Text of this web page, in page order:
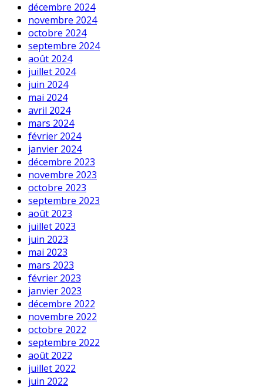
décembre 2024
novembre 2024
octobre 2024
septembre 2024
août 2024
juillet 2024
juin 2024
mai 2024
avril 2024
mars 2024
février 2024
janvier 2024
décembre 2023
novembre 2023
octobre 2023
septembre 2023
août 2023
juillet 2023
juin 2023
mai 2023
mars 2023
février 2023
janvier 2023
décembre 2022
novembre 2022
octobre 2022
septembre 2022
août 2022
juillet 2022
juin 2022